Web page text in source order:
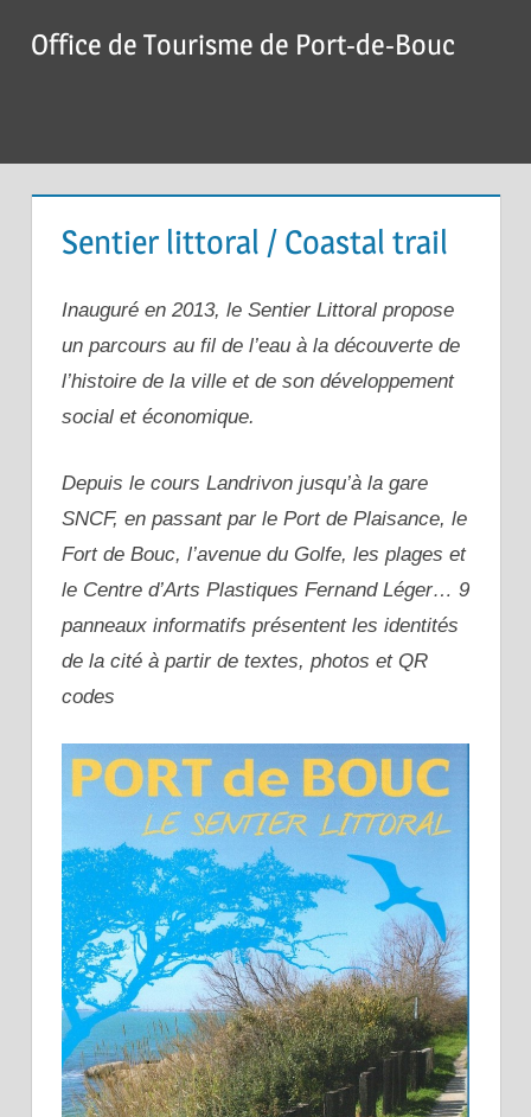
Office de Tourisme de Port-de-Bouc
Sentier littoral / Coastal trail
Inauguré en 2013, le Sentier Littoral propose
un parcours au fil de l’eau à la découverte de
l’histoire de la ville et de son développement
social et économique.
Depuis le cours Landrivon jusqu’à la gare
SNCF, en passant par le Port de Plaisance, le
Fort de Bouc, l’avenue du Golfe, les plages et
le Centre d’Arts Plastiques Fernand Léger… 9
panneaux informatifs présentent les identités
de la cité à partir de textes, photos et QR
codes